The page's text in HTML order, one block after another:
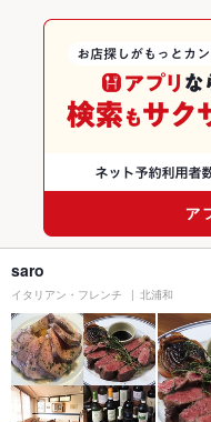
saro
イタリアン・フレンチ 北浦和